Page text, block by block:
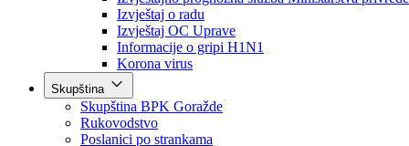
Obavještenja i izvještaji
Obavještenja Vlade
Izvještajno prognozna služba Ministarstva privrede
Izvještaj o radu
Izvještaj OC Uprave
Informacije o gripi H1N1
Korona virus
Skupština